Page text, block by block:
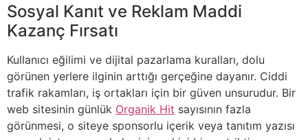
Sosyal Kanıt ve Reklam Maddi
Kazanç Fırsatı
Kullanıcı eğilimi ve dijital pazarlama kuralları, dolu
görünen yerlere ilginin arttığı gerçeğine dayanır. Ciddi
trafik rakamları, iş ortakları için bir güven unsurudur. Bir
web sitesinin günlük Organik Hit sayısının fazla
görünmesi, o siteye sponsorlu içerik veya tanıtım yazısı